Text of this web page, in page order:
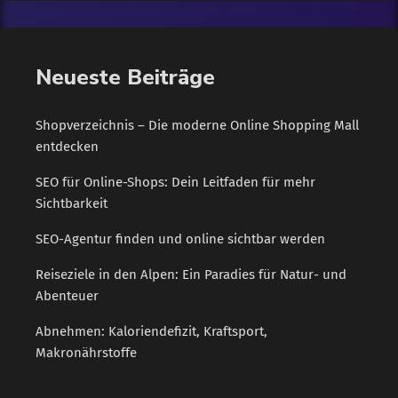
wie die Arbeitswelt der Zukunft aussehen kann und welchen
Neueste Beiträge
Shopverzeichnis – Die moderne Online Shopping Mall
entdecken
SEO für Online-Shops: Dein Leitfaden für mehr
Sichtbarkeit
SEO-Agentur finden und online sichtbar werden
Reiseziele in den Alpen: Ein Paradies für Natur- und
Abenteuer
Abnehmen: Kaloriendefizit, Kraftsport,
Makronährstoffe